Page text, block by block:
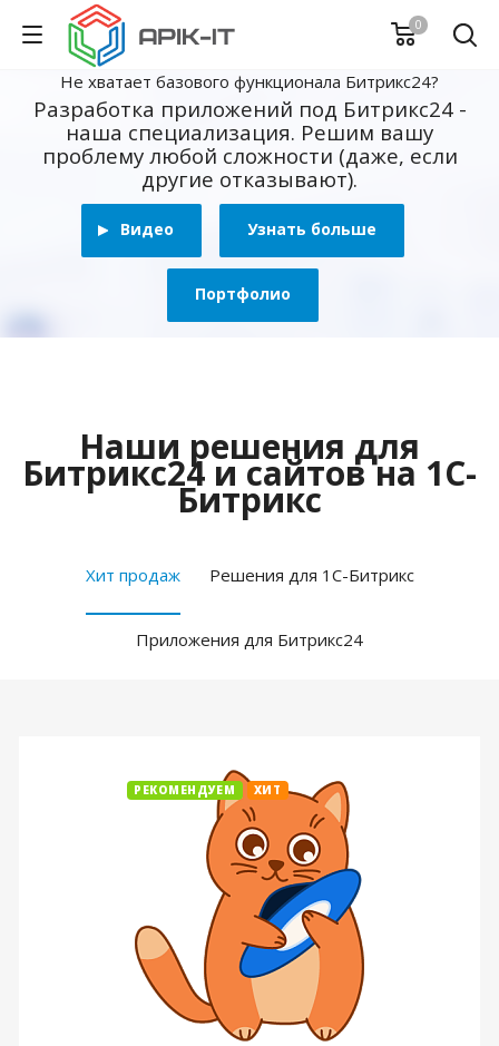
0
Не хватает базового функционала Битрикс24?
Разработка приложений под Битрикс24 -
наша специализация. Решим вашу
проблему любой сложности (даже, если
другие отказывают).
Видео Узнать больше
Портфолио
Наши решения для
Битрикс24 и сайтов на 1С-
Битрикс
Хит продаж Решения для 1С-Битрикс
Приложения для Битрикс24
РЕКОМЕНДУЕМ ХИТ